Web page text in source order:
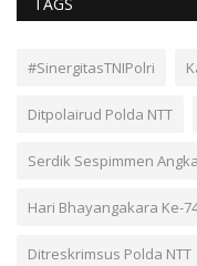
TAGS
#SinergitasTNIPolri
Ditpolairud Polda NTT
Serdik Sespimmen
Hari Bhayangakara Ke-
Ditreskrimsus Polda NTT